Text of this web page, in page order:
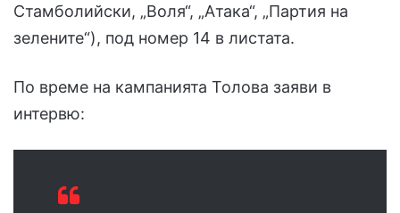
Стамболийски, „Воля“, „Атака“, „Партия на
зелените“), под номер 14 в листата.
По време на кампанията Толова заяви в
интервю: